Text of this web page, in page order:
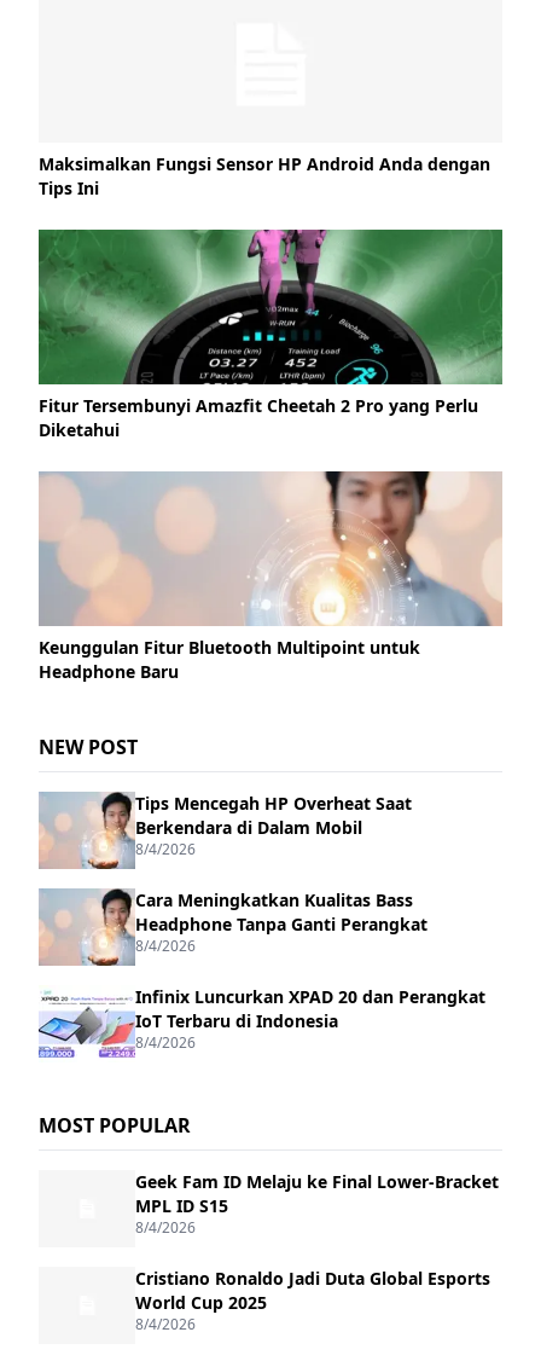
Maksimalkan Fungsi Sensor HP Android Anda dengan
Tips Ini
Fitur Tersembunyi Amazfit Cheetah 2 Pro yang Perlu
Diketahui
Keunggulan Fitur Bluetooth Multipoint untuk
Headphone Baru
NEW POST
Tips Mencegah HP Overheat Saat
Berkendara di Dalam Mobil
8/4/2026
Cara Meningkatkan Kualitas Bass
Headphone Tanpa Ganti Perangkat
8/4/2026
Infinix Luncurkan XPAD 20 dan Perangkat
IoT Terbaru di Indonesia
8/4/2026
MOST POPULAR
Geek Fam ID Melaju ke Final Lower-Bracket
MPL ID S15
8/4/2026
Cristiano Ronaldo Jadi Duta Global Esports
World Cup 2025
8/4/2026